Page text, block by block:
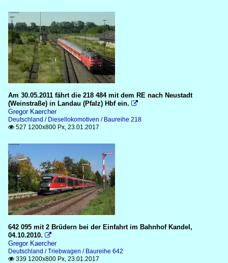
Am 30.05.2011 fährt die 218 484 mit dem RE nach Neustadt
(Weinstraße) in Landau (Pfalz) Hbf ein. 
Gregor Kaercher
Deutschland / Diesellokomotiven / Baureihe 218
 527 1200x800 Px, 23.01.2017
642 095 mit 2 Brüdern bei der Einfahrt im Bahnhof Kandel,
04.10.2010. 
Gregor Kaercher
Deutschland / Triebwagen / Baureihe 642
 339 1200x800 Px, 23.01.2017